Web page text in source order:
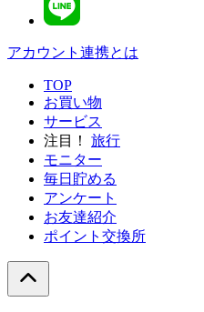
アカウント連携とは
TOP
お買い物
サービス
注目！
旅行
モニター
毎日貯める
アンケート
お友達紹介
ポイント交換所